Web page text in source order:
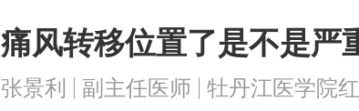
痛风转移位置了是不是严
张景利 副主任医师 牡丹江医学院